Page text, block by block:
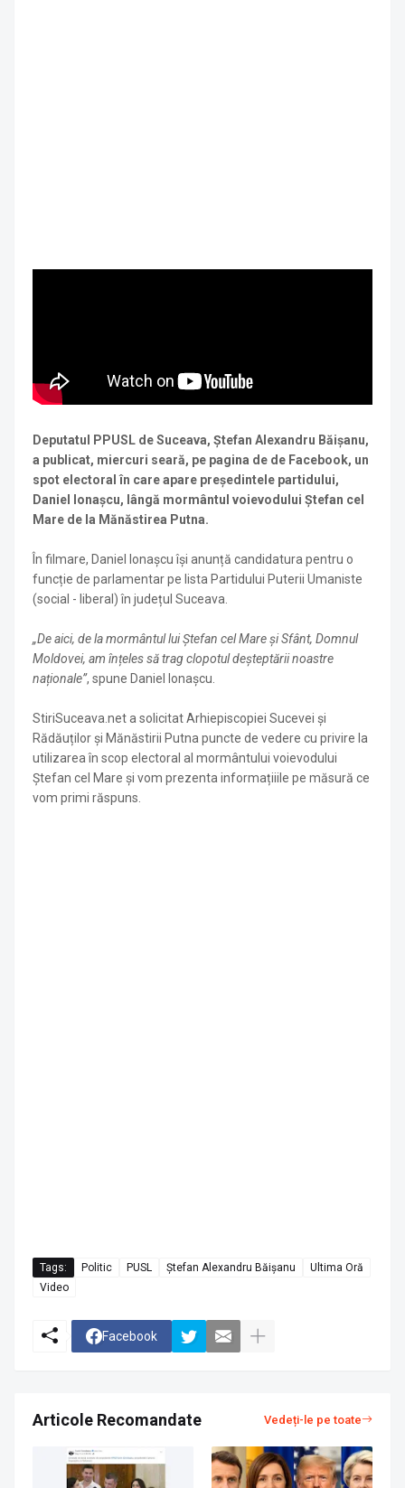
Deputatul PPUSL de Suceava, Ștefan Alexandru Băișanu,
a publicat, miercuri seară, pe pagina de de Facebook, un
spot electoral în care apare președintele partidului,
Daniel Ionașcu, lângă mormântul voievodului Ștefan cel
Mare de la Mănăstirea Putna.
În filmare, Daniel Ionașcu își anunță candidatura pentru o
funcție de parlamentar pe lista Partidului Puterii Umaniste
(social - liberal) în județul Suceava.
„De aici, de la mormântul lui Ștefan cel Mare și Sfânt, Domnul
Moldovei, am înțeles să trag clopotul deșteptării noastre
naționale”, spune Daniel Ionașcu.
StiriSuceava.net a solicitat Arhiepiscopiei Sucevei și
Rădăuților și Mănăstirii Putna puncte de vedere cu privire la
utilizarea în scop electoral al mormântului voievodului
Ștefan cel Mare și vom prezenta informațiiile pe măsură ce
vom primi răspuns.
Tags: Politic PUSL Ștefan Alexandru Băișanu
Ultima Oră
Video
Facebook
Articole Recomandate Vedeți-le pe toate